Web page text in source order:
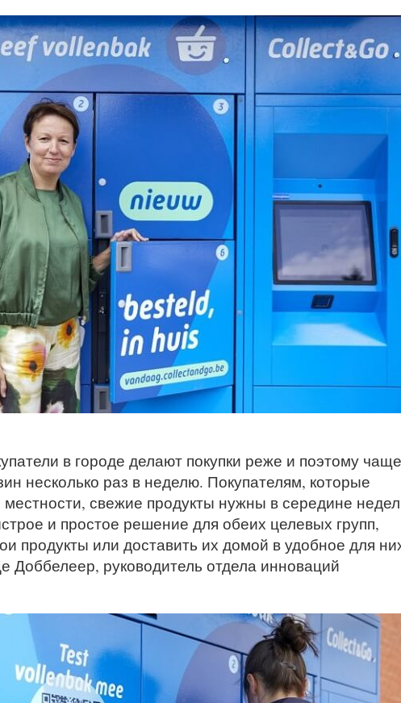
в городе делают покупки реже и поэтому чаще
несколько раз в неделю. Покупателям, которые
свежие продукты нужны в середине
и простое решение для обеих целевых групп,
продукты или доставить их домой в удобное для
Доббелеер, руководитель отдела инноваций